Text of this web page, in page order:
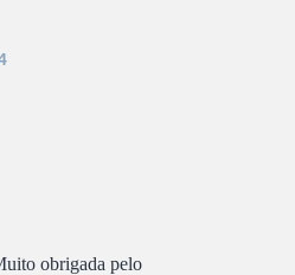
obrigada pelo